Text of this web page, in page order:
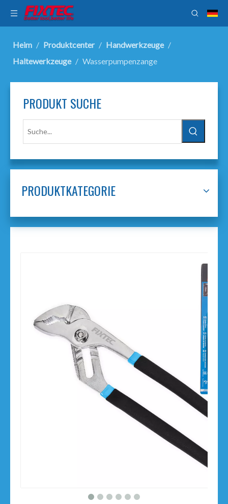
Heim / Produktcenter / Handwerkzeuge /
Haltewerkzeuge / Wasserpumpenzange
PRODUKT SUCHE
PRODUKTKATEGORIE